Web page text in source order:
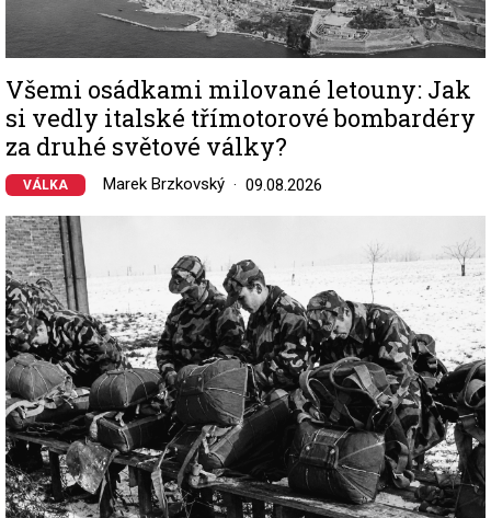
Všemi osádkami milované letouny: Jak
si vedly italské třímotorové bombardéry
za druhé světové války?
VÁLKA Marek Brzkovský 09.08.2026
Image